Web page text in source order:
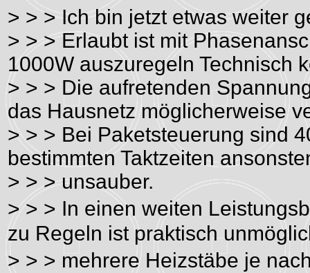
> > > Ich bin jetzt etwas weiter
> > > Erlaubt ist mit
1000W auszuregeln Technisch
> > > Die aufretenden
das Hausnetz möglicherweise
> > > Bei Paketsteuerung sind
bestimmten Taktzeiten
> > > unsauber.
> > > In einen weiten
zu Regeln ist praktisch
> > > mehrere Heizstäbe je